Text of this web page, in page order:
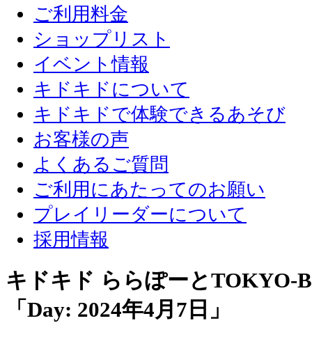
ご利用料金
ショップリスト
イベント情報
キドキドについて
キドキドで体験できるあそび
お客様の声
よくあるご質問
ご利用にあたってのお願い
プレイリーダーについて
採用情報
キドキド ららぽーと
「Day: 2024年4月7日 」